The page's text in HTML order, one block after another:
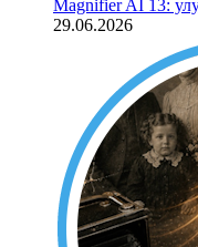
Magnifier AI 13:
29.06.2026